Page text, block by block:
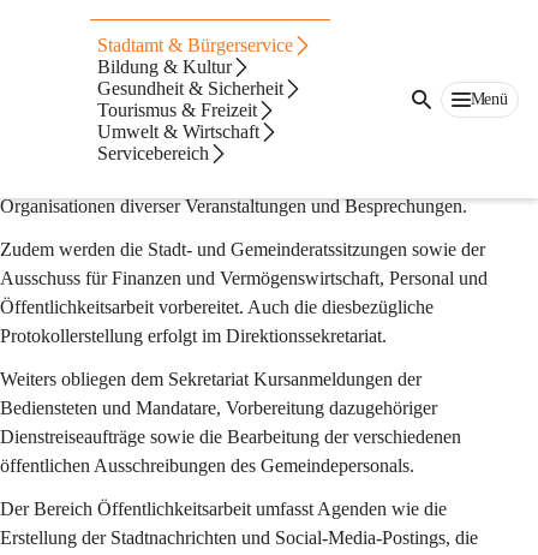
Stadtamt & Bürgerservice
Bildung & Kultur
Gesundheit & Sicherheit
Tourismus & Freizeit
Umwelt & Wirtschaft
Servicebereich
Menü
Direktion -
Öffentlichkeitsarbeit
Wesentliche Schwerpunkte im Direktionssekretariat sind das
Tagesgeschäft und der Schriftverkehr von Bürgermeister und
Organisationen diverser Veranstaltungen und Besprechungen.
Zudem werden die Stadt- und Gemeinderatssitzungen sowie der
Ausschuss für Finanzen und Vermögenswirtschaft, Personal und
Öffentlichkeitsarbeit vorbereitet. Auch die diesbezügliche
Protokollerstellung erfolgt im Direktionssekretariat.
Weiters obliegen dem Sekretariat Kursanmeldungen der
Bediensteten und Mandatare, Vorbereitung dazugehöriger
Dienstreiseaufträge sowie die Bearbeitung der verschiedenen
öffentlichen Ausschreibungen des Gemeindepersonals.
Der Bereich Öffentlichkeitsarbeit umfasst Agenden wie die
Erstellung der Stadtnachrichten und Social-Media-Postings, die